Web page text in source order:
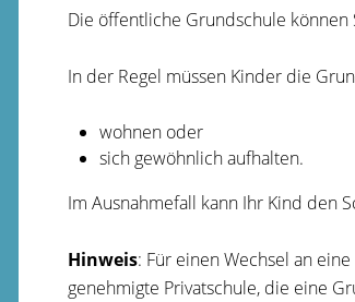
Die öffentliche Grundschule können
In der Regel müssen Kinder die
wohnen oder
sich gewöhnlich aufhalten.
Im Ausnahmefall kann Ihr Kind den
Hinweis: Für einen Wechsel an
genehmigte Privatschule, die eine